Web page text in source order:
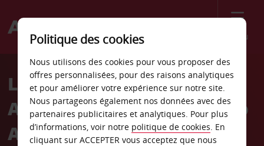
Menu
Welcome
AvisLocation de voiture
Aéroport de Bergame-Orio
Al Serio, Milan
Politique des cookies
Nous utilisons des cookies pour vous proposer des
offres personnalisées, pour des raisons analytiques
et pour améliorer votre expérience sur notre site.
Nous partageons également nos données avec des
partenaires publicitaires et analytiques. Pour plus
d’informations, voir notre politique de cookies. En
cliquant sur ACCEPTER vous acceptez que nous